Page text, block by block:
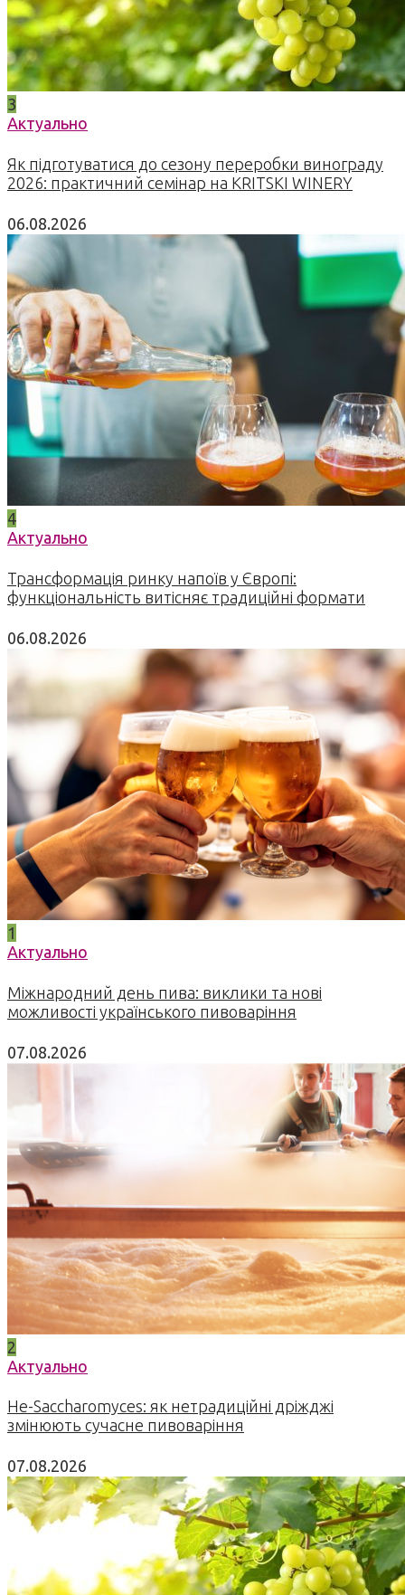
3
Актуально
Як підготуватися до сезону переробки винограду
2026: практичний семінар на KRITSKI WINERY
06.08.2026
4
Актуально
Трансформація ринку напоїв у Європі:
функціональність витісняє традиційні формати
06.08.2026
1
Актуально
Міжнародний день пива: виклики та нові
можливості українського пивоваріння
07.08.2026
2
Актуально
Не-Saccharomyces: як нетрадиційні дріжджі
змінюють сучасне пивоваріння
07.08.2026